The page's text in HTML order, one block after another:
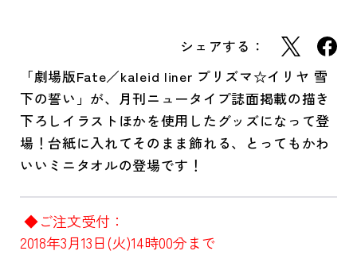
シェアする：
「劇場版Fate／kaleid liner プリズマ☆イリヤ 雪
下の誓い」が、月刊ニュータイプ誌面掲載の描き
下ろしイラストほかを使用したグッズになって登
場！台紙に入れてそのまま飾れる、とってもかわ
いいミニタオルの登場です！
◆ご注文受付：
2018年3月13日(火)14時00分まで